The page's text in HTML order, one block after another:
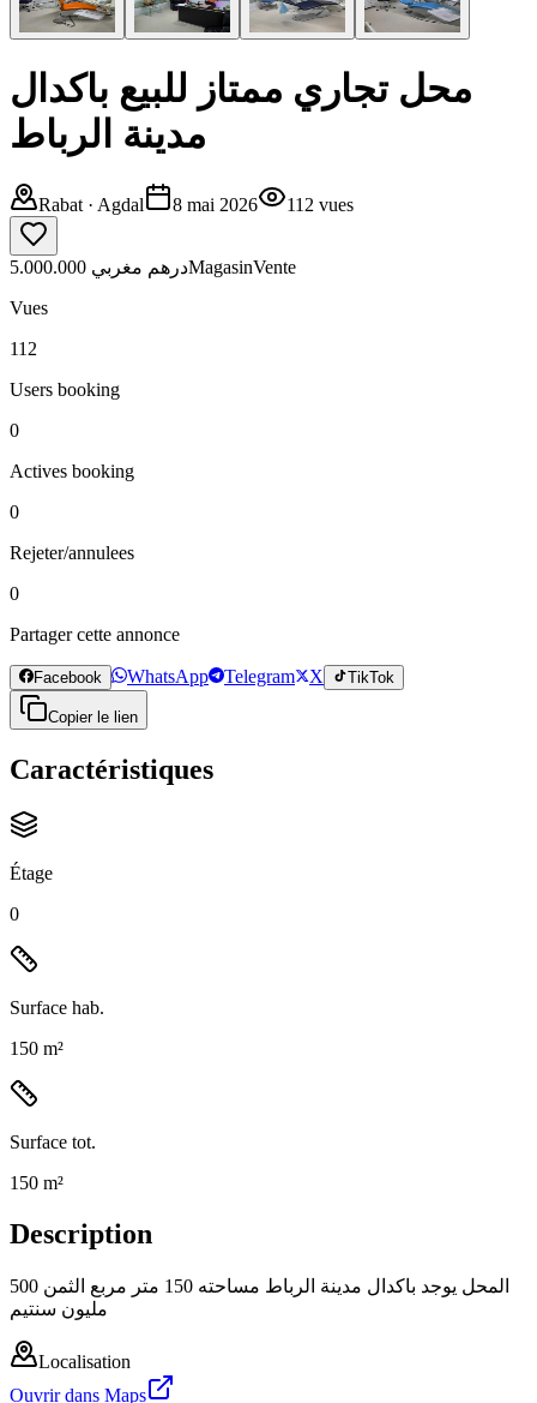
محل تجاري ممتاز للبيع باكدال
مدينة الرباط
Rabat · Agdal 8 mai 2026 112 vues
5.000.000 درهم مغربيMagasinVente
Vues
112
Users booking
0
Actives booking
0
Rejeter/annulees
0
Partager cette annonce
Facebook WhatsApp Telegram X TikTok
Copier le lien
Caractéristiques
Étage
0
Surface hab.
150 m²
Surface tot.
150 m²
Description
المحل يوجد باكدال مدينة الرباط مساحته 150 متر مربع الثمن 500
مليون سنتيم
Localisation
Ouvrir dans Maps